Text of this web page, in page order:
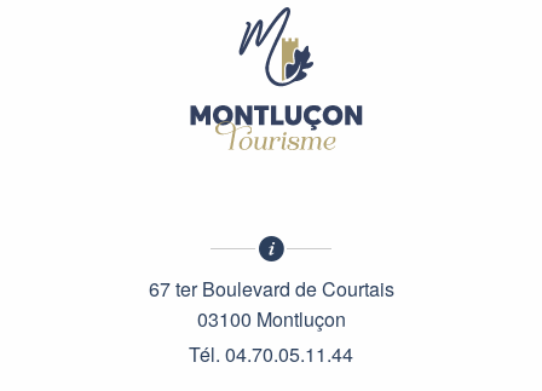
67 ter Boulevard de Courtais
03100 Montluçon
Tél. 04.70.05.11.44